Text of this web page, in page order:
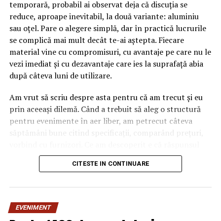
temporară, probabil ai observat deja că discuția se
reduce, aproape inevitabil, la două variante: aluminiu
sau oțel. Pare o alegere simplă, dar în practică lucrurile
se complică mai mult decât te-ai aștepta. Fiecare
material vine cu compromisuri, cu avantaje pe care nu le
vezi imediat și cu dezavantaje care ies la suprafață abia
după câteva luni de utilizare.
Am vrut să scriu despre asta pentru că am trecut și eu
prin aceeași dilemă. Când a trebuit să aleg o structură
pentru evenimente în aer liber, am petrecut câteva
săptămâni bune citind specificații, comparând prețuri,
„corect” depinde mult de context, de cât de des muți
pavilionul și de ce condiții meteo ai de înfruntat.
materialului mai mult decât
CITESTE IN CONTINUARE
EVENIMENT